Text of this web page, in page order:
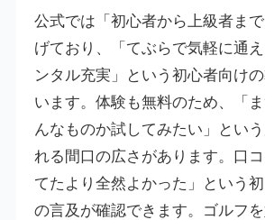
公式では「初心者から上級者ま
げており、「てぶらで気軽に通
ンタル充実」という初心者向け
います。体験も無料のため、「
んなものか試してみたい」とい
れる間口の広さがあります。口
てたより全然よかった」という
の言及が確認できます。ゴルフ